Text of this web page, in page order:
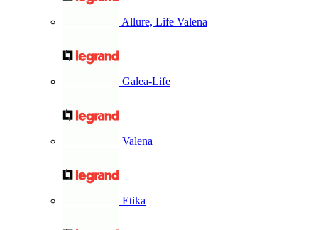
Allure, Life Valena
Galea-Life
Valena
Etika